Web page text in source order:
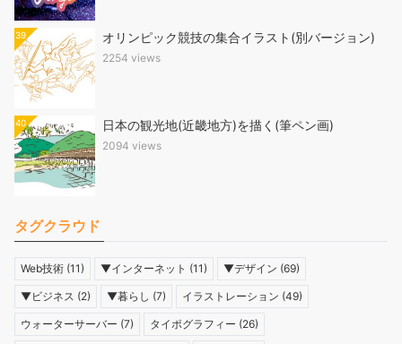
39 オリンピック競技の集合イラスト(別バージョン)
2254 views
40 日本の観光地(近畿地方)を描く(筆ペン画)
2094 views
タグクラウド
Web技術 (11) ▼インターネット (11) ▼デザイン (69)
▼ビジネス (2) ▼暮らし (7) イラストレーション (49)
ウォーターサーバー (7) タイポグラフィー (26)